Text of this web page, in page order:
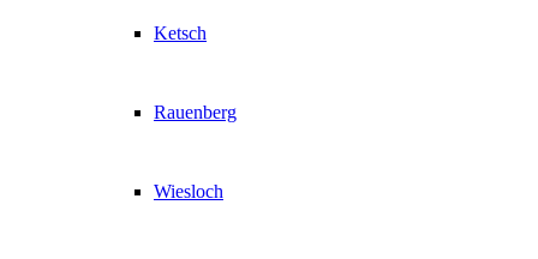
Ketsch
Rauenberg
Wiesloch